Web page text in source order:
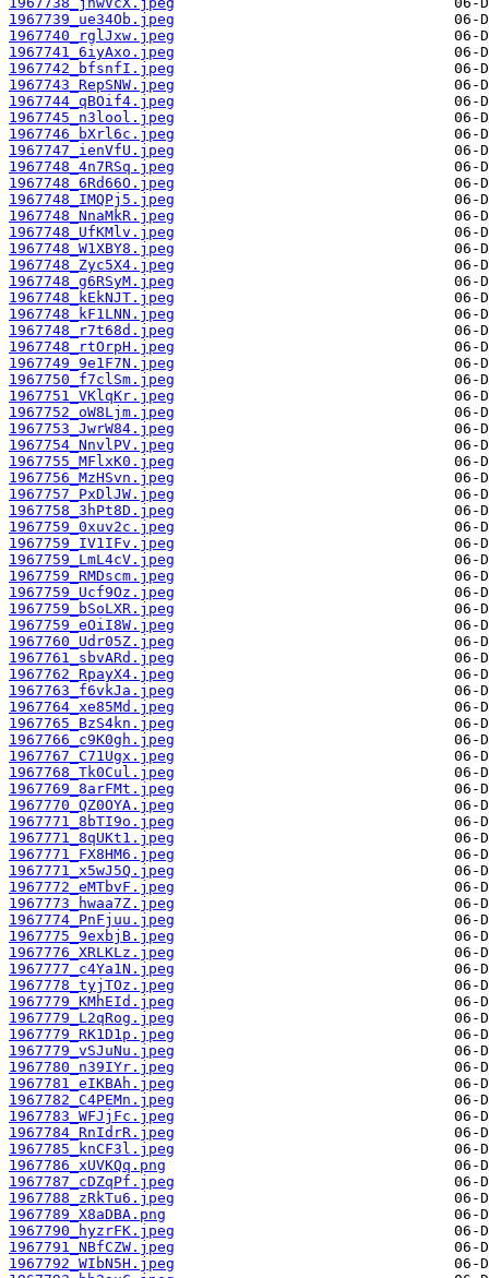
1967739_ue34Ob.jpeg
1967740_rglJxw.jpeg
1967741_6iyAxo.jpeg
1967742_bfsnfI.jpeg
1967743_RepSNW.jpeg
1967744_qBOif4.jpeg
1967745_n3lool.jpeg
1967746_bXrl6c.jpeg
1967747_ienVfU.jpeg
1967748_4n7RSq.jpeg
1967748_6Rd66O.jpeg
1967748_IMQPj5.jpeg
1967748_NnaMkR.jpeg
1967748_UfKMlv.jpeg
1967748_W1XBY8.jpeg
1967748_Zyc5X4.jpeg
1967748_g6RSyM.jpeg
1967748_kEkNJT.jpeg
1967748_kF1LNN.jpeg
1967748_r7t68d.jpeg
1967748_rtOrpH.jpeg
1967749_9e1F7N.jpeg
1967750_f7clSm.jpeg
1967751_VKlqKr.jpeg
1967752_oW8Ljm.jpeg
1967753_JwrW84.jpeg
1967754_NnvlPV.jpeg
1967755_MFlxK0.jpeg
1967756_MzHSvn.jpeg
1967757_PxDlJW.jpeg
1967758_3hPt8D.jpeg
1967759_0xuv2c.jpeg
1967759_IV1IFv.jpeg
1967759_LmL4cV.jpeg
1967759_RMDscm.jpeg
1967759_Ucf9Oz.jpeg
1967759_bSoLXR.jpeg
1967759_eOiI8W.jpeg
1967760_Udr05Z.jpeg
1967761_sbvARd.jpeg
1967762_RpayX4.jpeg
1967763_f6vkJa.jpeg
1967764_xe85Md.jpeg
1967765_BzS4kn.jpeg
1967766_c9K0gh.jpeg
1967767_C71Ugx.jpeg
1967768_Tk0Cul.jpeg
1967769_8arFMt.jpeg
1967770_QZ0OYA.jpeg
1967771_8bTI9o.jpeg
1967771_8qUKt1.jpeg
1967771_FX8HM6.jpeg
1967771_x5wJ5Q.jpeg
1967772_eMTbvF.jpeg
1967773_hwaa7Z.jpeg
1967774_PnFjuu.jpeg
1967775_9exbjB.jpeg
1967776_XRLKLz.jpeg
1967777_c4Ya1N.jpeg
1967778_tyjTOz.jpeg
1967779_KMhEId.jpeg
1967779_L2qRog.jpeg
1967779_RK1D1p.jpeg
1967779_vSJuNu.jpeg
1967780_n39IYr.jpeg
1967781_eIKBAh.jpeg
1967782_C4PEMn.jpeg
1967783_WFJjFc.jpeg
1967784_RnIdrR.jpeg
1967785_knCF3l.jpeg
1967786_xUVKQq.png
1967787_cDZqPf.jpeg
1967788_zRkTu6.jpeg
1967789_X8aDBA.png
1967790_hyzrFK.jpeg
1967791_NBfCZW.jpeg
1967792_WIbN5H.jpeg